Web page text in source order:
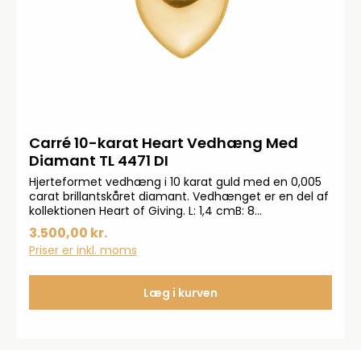
Carré 10-karat Heart Vedhæng Med
Diamant TL 4471 DI
Hjerteformet vedhæng i 10 karat guld med en 0,005
carat brillantskåret diamant. Vedhænget er en del af
kollektionen Heart of Giving. L: 1,4 cmB: 8
mm*Bemærk: Kæden medfølger ikke.
3.500,00 kr.
Priser er inkl. moms
Læg i kurven